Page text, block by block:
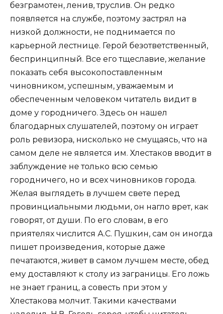
безграмотен, ленив, труслив. Он редко
появляется на службе, поэтому застрял на
низкой должности, не поднимается по
карьерной лестнице. Герой безответственный,
беспринципный. Все его тщеславие, желание
показать себя высокопоставленным
чиновником, успешным, уважаемым и
обеспеченным человеком читатель видит в
доме у городничего. Здесь он нашел
благодарных слушателей, поэтому он играет
роль ревизора, нисколько не смущаясь, что на
самом деле не является им. Хлестаков вводит в
заблуждение не только всю семью
городничего, но и всех чиновников города.
Желая выглядеть в лучшем свете перед
провинциальными людьми, он нагло врет, как
говорят, от души. По его словам, в его
приятелях числится А.С. Пушкин, сам он иногда
пишет произведения, которые даже
печатаются, живет в самом лучшем месте, обед
ему доставляют к столу из заграницы. Его ложь
не знает границ, а совесть при этом у
Хлестакова молчит. Такими качествами